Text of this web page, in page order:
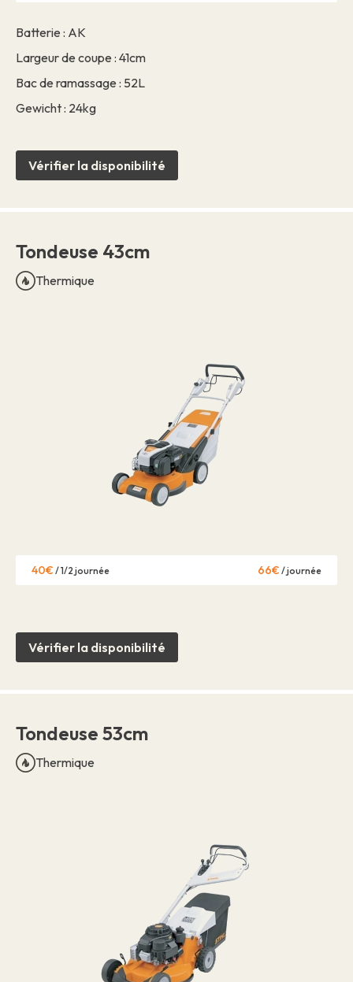
Batterie : AK
Largeur de coupe : 41cm
Bac de ramassage : 52L
Gewicht : 24kg
Vérifier la disponibilité
Tondeuse 43cm
Thermique
40€ / 1/2 journée 66€ / journée
Vérifier la disponibilité
Tondeuse 53cm
Thermique